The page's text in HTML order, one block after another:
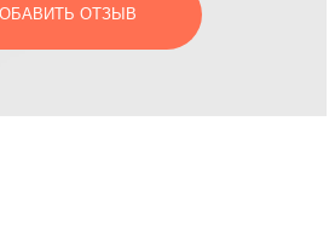
ОТЗЫВ